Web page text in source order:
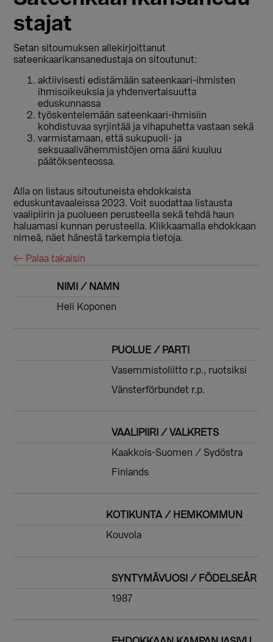
stajat
Setan sitoumuksen allekirjoittanut
sateenkaarikansanedustaja on sitoutunut:
aktiivisesti edistämään sateenkaari-ihmisten
ihmisoikeuksia ja yhdenvertaisuutta
eduskunnassa
työskentelemään sateenkaari-ihmisiin
kohdistuvaa syrjintää ja vihapuhetta vastaan sekä
varmistamaan, että sukupuoli- ja
seksuaalivähemmistöjen oma ääni kuuluu
päätöksenteossa.
Alla on listaus sitoutuneista ehdokkaista
eduskuntavaaleissa 2023. Voit suodattaa listausta
vaalipiirin ja puolueen perusteella sekä tehdä haun
haluamasi kunnan perusteella. Klikkaamalla ehdokkaan
nimeä, näet hänestä tarkempia tietoja.
← Palaa takaisin
NIMI / NAMN
Heli Koponen
PUOLUE / PARTI
Vasemmistoliitto r.p., ruotsiksi
Vänsterförbundet r.p.
VAALIPIIRI / VALKRETS
Kaakkois-Suomen / Sydöstra
Finlands
KOTIKUNTA / HEMKOMMUN
Kouvola
SYNTYMÄVUOSI / FÖDELSEÅR
1987